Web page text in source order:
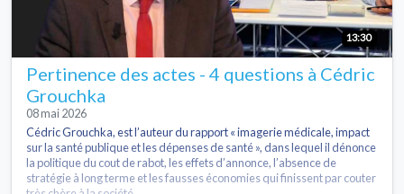
13:30
Pertinence des actes - 4 questions à Cédric
Grouchka
08 mai 2026
Cédric Grouchka, est l’auteur du rapport « imagerie médicale, impact
sur la santé publique et les dépenses de santé », dans lequel il dénonce
la politique du cout de rabot, les effets d’annonce, l’absence de
stratégie à long terme et les fausses économies qui finissent par couter